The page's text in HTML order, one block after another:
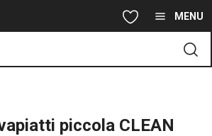
al contenuto principale MENU
piccola CLEAN